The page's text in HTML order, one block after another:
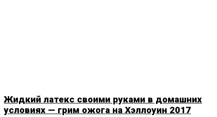
Жидкий латекс своими руками в домашних
условиях — грим ожога на Хэллоуин 2017